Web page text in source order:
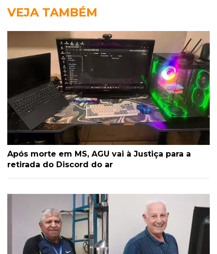
VEJA TAMBÉM
Após morte em MS, AGU vai à Justiça para a
retirada do Discord do ar